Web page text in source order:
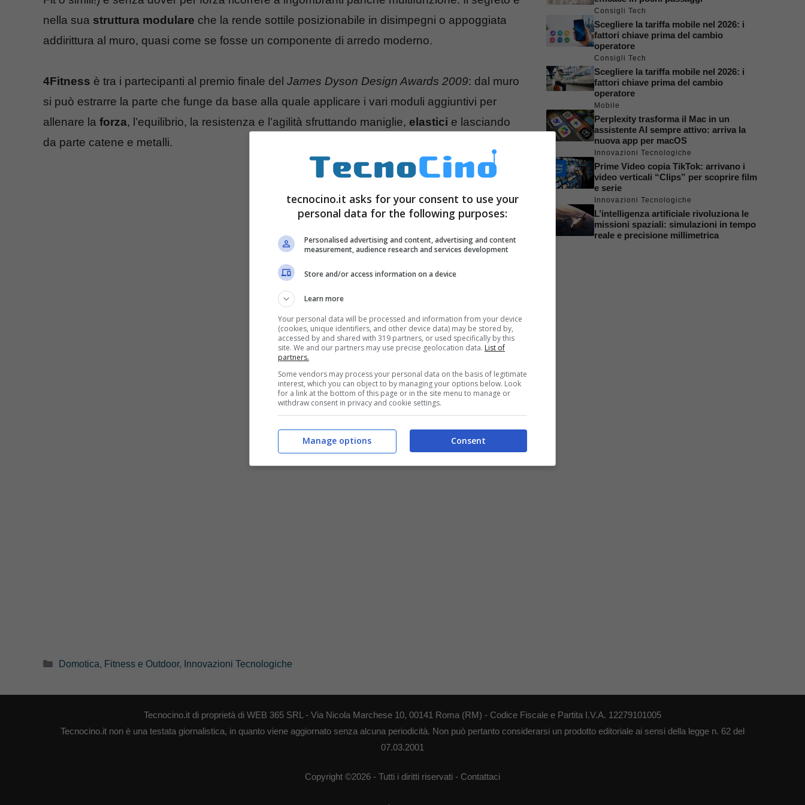
nella sua struttura modulare che la rende sottile posizionabile in disimpegni o appoggiata
addirittura al muro, quasi come se fosse un componente di arredo moderno.
4Fitness è tra i partecipanti al premio finale del James Dyson Design Awards 2009: dal muro
si può estrarre la parte che funge da base alla quale applicare i vari moduli aggiuntivi per
allenare la forza, l’equilibrio, la resistenza e l’agilità sfruttando maniglie, elastici e lasciando
da parte catene e metalli.
Categorie
Domotica, Fitness e Outdoor, Innovazioni Tecnologiche
Consigli Tech
Scegliere la tariffa mobile nel 2026: i
fattori chiave prima del cambio
operatore
Consigli Tech
Scegliere la tariffa mobile nel 2026: i
fattori chiave prima del cambio
operatore
Mobile
Perplexity trasforma il Mac in un
assistente AI sempre attivo: arriva la
nuova app per macOS
Innovazioni Tecnologiche
Prime Video copia TikTok: arrivano i
video verticali “Clips” per scoprire film
e serie
Innovazioni Tecnologiche
L’intelligenza artificiale rivoluziona le
missioni spaziali: simulazioni in tempo
reale e precisione millimetrica
Tecnocino.it di proprietà di WEB 365 SRL - Via Nicola Marchese 10, 00141 Roma (RM) - Codice Fiscale e Partita I.V.A. 12279101005
Tecnocino.it non è una testata giornalistica, in quanto viene aggiornato senza alcuna periodicità. Non può pertanto considerarsi un prodotto editoriale ai sensi della legge n. 62 del
07.03.2001
Copyright ©2026 - Tutti i diritti riservati - Contattaci
tecnocino.it asks for your consent to use your
personal data for the following purposes:
Personalised advertising and content, advertising and content
measurement, audience research and services development
Store and/or access information on a device
Learn more
Your personal data will be processed and information from your device
(cookies, unique identifiers, and other device data) may be stored by,
accessed by and shared with 319 partners, or used specifically by this
site. We and our partners may use precise geolocation data. List of
partners.
Some vendors may process your personal data on the basis of legitimate
interest, which you can object to by managing your options below. Look
for a link at the bottom of this page or in the site menu to manage or
withdraw consent in privacy and cookie settings.
Consent
Manage options